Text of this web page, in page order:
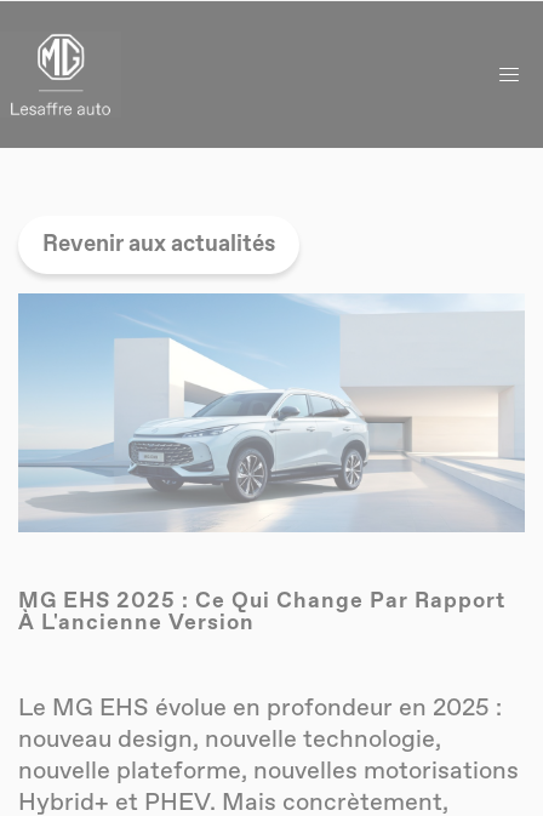
Revenir aux actualités
MG EHS 2025 : Ce Qui Change Par Rapport
À L'ancienne Version
Le MG EHS évolue en profondeur en 2025 :
nouveau design, nouvelle technologie,
nouvelle plateforme, nouvelles motorisations
Hybrid+ et PHEV. Mais concrètement,